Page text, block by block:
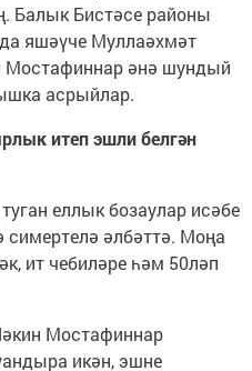
Балык Бистәсе районы
яшәүче Муллаәхмәт
әнә шундый
асрыйлар.
итеп эшли белгән
еллык бозаулар исәбе
симертелә әлбәттә. Моңа
ит чебиләре һәм 50ләп
Мостафиннар
икән, эшне